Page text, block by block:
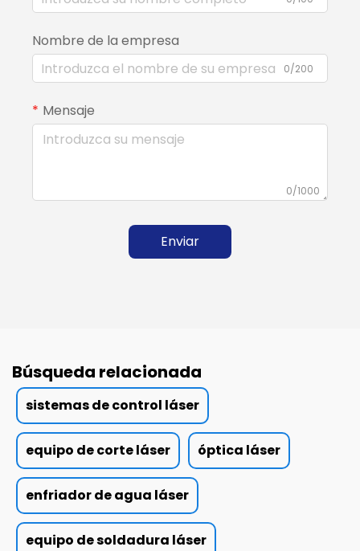
Nombre de la empresa
0/200
Mensaje
0/1000
Enviar
Búsqueda relacionada
sistemas de control láser
equipo de corte láser óptica láser
enfriador de agua láser
equipo de soldadura láser